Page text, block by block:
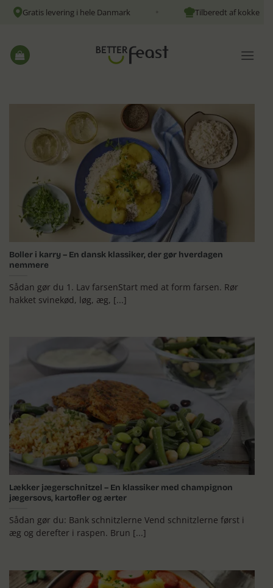
Fortsæt
Gratis levering i hele Danmark Tilberedt af kokke
Boller i karry – En dansk klassiker, der gør hverdagen
nemmere
Sådan gør du 1. Lav farsenStart med at form farsen. Rør
hakket svinekød, løg, æg, [...]
Lækker jægerschnitzel – En klassiker med champignon
jægersovs, kartofler og ærter
Sådan gør du: Bank schnitzlerne Vend schnitzlerne først i
æg og derefter i raspen. Brun [...]